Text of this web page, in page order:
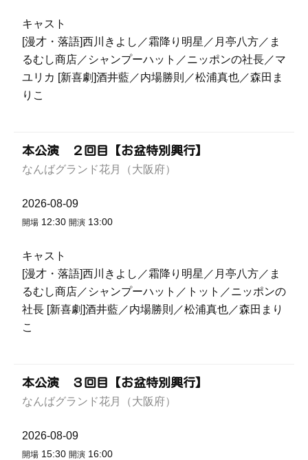
キャスト
[漫才・落語]西川きよし／霜降り明星／月亭八方／ま
るむし商店／シャンプーハット／ニッポンの社長／マ
ユリカ [新喜劇]酒井藍／内場勝則／松浦真也／森田ま
りこ
本公演 ２回目【お盆特別興行】
なんばグランド花月（大阪府）
2026-08-09
開場 12:30 開演 13:00
キャスト
[漫才・落語]西川きよし／霜降り明星／月亭八方／ま
るむし商店／シャンプーハット／トット／ニッポンの
社長 [新喜劇]酒井藍／内場勝則／松浦真也／森田まり
こ
本公演 ３回目【お盆特別興行】
なんばグランド花月（大阪府）
2026-08-09
開場 15:30 開演 16:00